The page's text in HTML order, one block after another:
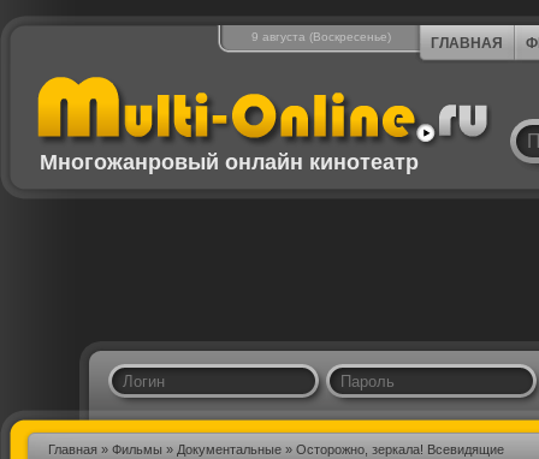
9 августа (Воскресенье) ГЛАВНАЯ
Многожанровый онлайн кинотеатр
Главная » Фильмы » Документальные » Осторожно, зеркала! Всевидящие